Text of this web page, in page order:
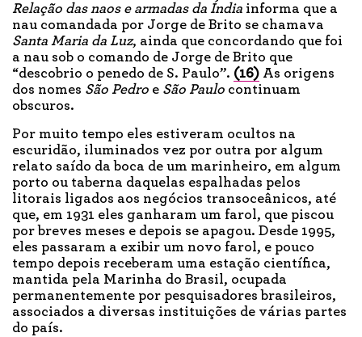
Relação das naos e armadas da Índia informa que a
nau comandada por Jorge de Brito se chamava
Santa Maria da Luz, ainda que concordando que foi
a nau sob o comando de Jorge de Brito que
“descobrio o penedo de S. Paulo”. (16) As origens
dos nomes São Pedro e São Paulo continuam
obscuros.
Por muito tempo eles estiveram ocultos na
escuridão, iluminados vez por outra por algum
relato saído da boca de um marinheiro, em algum
porto ou taberna daquelas espalhadas pelos
litorais ligados aos negócios transoceânicos, até
que, em 1931 eles ganharam um farol, que piscou
por breves meses e depois se apagou. Desde 1995,
eles passaram a exibir um novo farol, e pouco
tempo depois receberam uma estação científica,
mantida pela Marinha do Brasil, ocupada
permanentemente por pesquisadores brasileiros,
associados a diversas instituições de várias partes
do país.